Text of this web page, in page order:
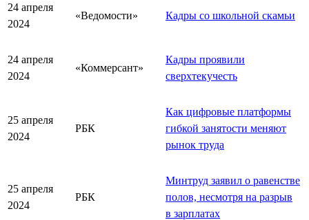
24 апреля
2024
«Ведомости» Кадры со школьной скамьи
24 апреля
2024
«Коммерсант»
Кадры проявили
сверхтекучесть
25 апреля
2024
РБК
Как цифровые платформы
гибкой занятости меняют
рынок труда
25 апреля
2024
РБК
Минтруд заявил о равенстве
полов, несмотря на разрыв
в зарплатах